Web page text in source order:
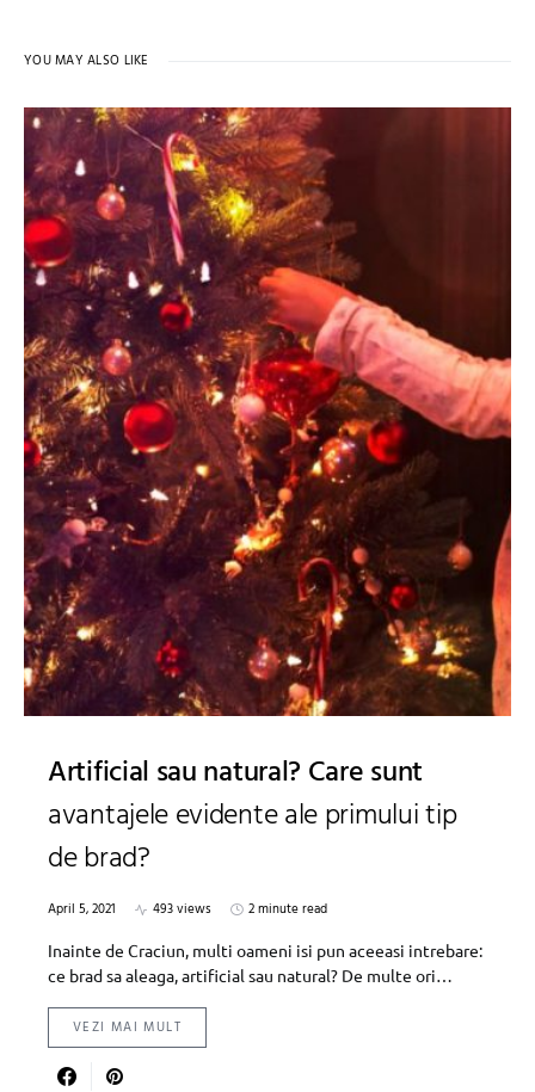
YOU MAY ALSO LIKE
Artificial sau natural? Care sunt
avantajele evidente ale primului tip
de brad?
April 5, 2021 493 views
2 minute read
Inainte de Craciun, multi oameni isi pun aceeasi intrebare:
ce brad sa aleaga, artificial sau natural? De multe ori…
VEZI MAI MULT